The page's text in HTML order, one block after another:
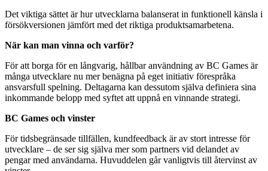
Det viktiga sättet är hur utvecklarna balanserat in funktionell känsla i
försökversionen jämfört med det riktiga produktsamarbetena.
När kan man vinna och varför?
För att borga för en långvarig, hållbar användning av BC Games är
många utvecklare nu mer benägna på eget initiativ förespråka
ansvarsfull spelning. Deltagarna kan dessutom själva definiera sina
inkommande belopp med syftet att uppnå en vinnande strategi.
BC Games och vinster
För tidsbegränsade tillfällen, kundfeedback är av stort intresse för
utvecklare – de ser sig själva mer som partners vid delandet av
pengar med användarna. Huvuddelen går vanligtvis till återvinst av